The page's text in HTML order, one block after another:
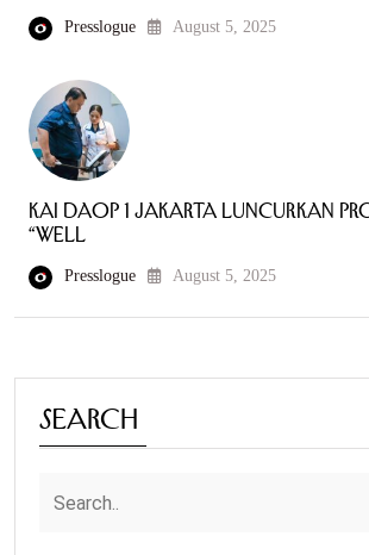
Presslogue August 5, 2025
KAI Daop 1 Jakarta Luncurkan
“Well
Presslogue August 5, 2025
Search